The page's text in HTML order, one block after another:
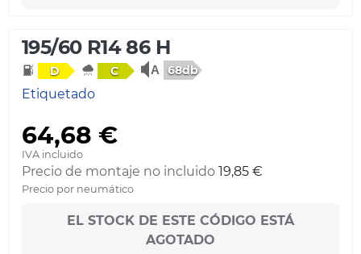
195/60 R14 86 H
D C 68db
Etiquetado
64,68 €
IVA incluido
Precio de montaje no incluido 19,85 €
Precio por neumático
EL STOCK DE ESTE CÓDIGO ESTÁ
AGOTADO